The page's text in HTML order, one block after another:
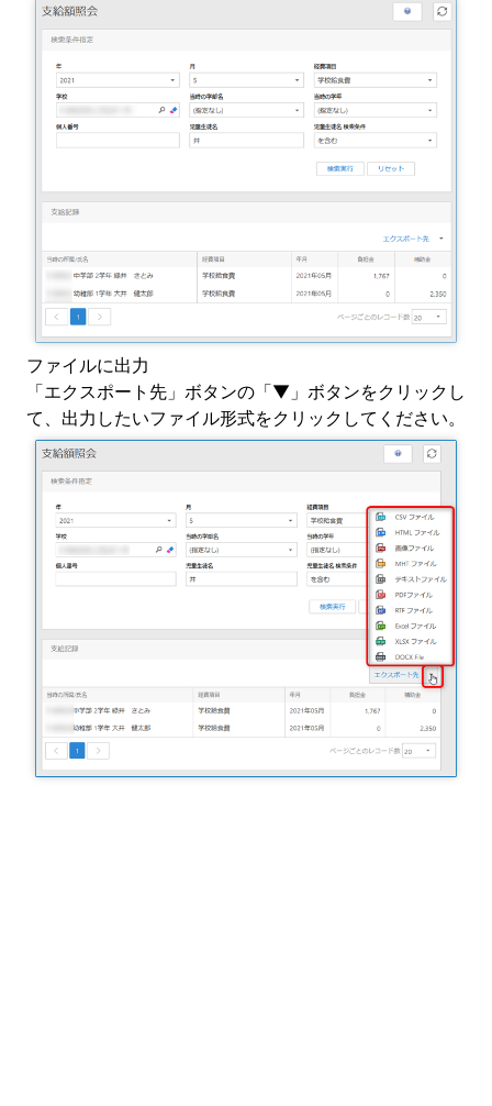
ファイルに出力
「エクスポート先」ボタンの「▼」ボタンをクリックし
て、出力したいファイル形式をクリックしてください。